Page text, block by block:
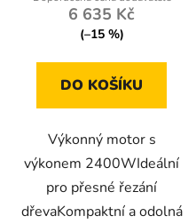
6 635 Kč
(–15 %)
DO KOŠÍKU
Výkonný motor s
výkonem 2400WIdeální
pro přesné řezání
dřevaKompaktní a odolná